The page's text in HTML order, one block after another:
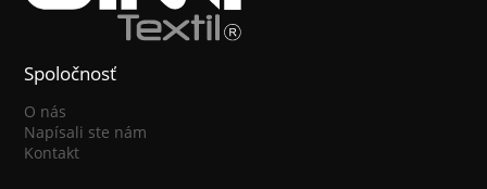
Spoločnosť
O nás
Napísali ste nám
Kontakt